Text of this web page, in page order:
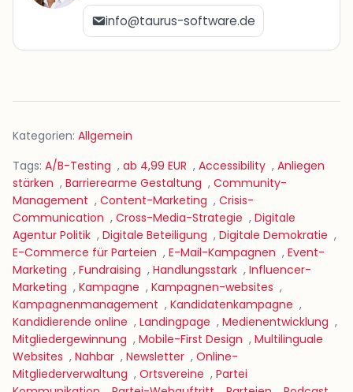
info@taurus-software.de
Kategorien: Allgemein
Tags: A/B-Testing , ab 4,99 EUR , Accessibility , Anliegen
stärken , Barrierearme Gestaltung , Community-
Management , Content-Marketing , Crisis-
Communication , Cross-Media-Strategie , Digitale
Agentur Politik , Digitale Beteiligung , Digitale Demokratie ,
E-Commerce für Parteien , E-Mail-Kampagnen , Event-
Marketing , Fundraising , Handlungsstark , Influencer-
Marketing , Kampagne , Kampagnen-websites ,
Kampagnenmanagement , Kandidatenkampagne ,
Kandidierende online , Landingpage , Medienentwicklung ,
Mitgliedergewinnung , Mobile-First Design , Multilinguale
Websites , Nahbar , Newsletter , Online-
Mitgliederverwaltung , Ortsvereine , Partei